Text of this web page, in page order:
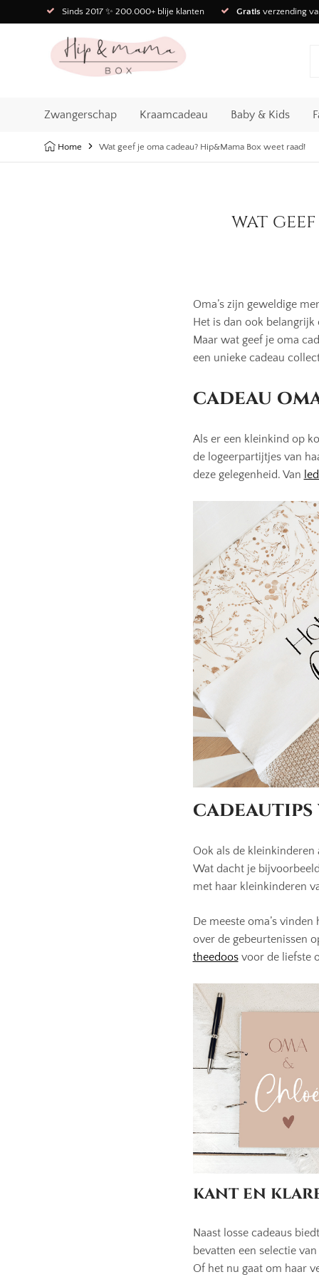
Sinds 2017 ✨ 200.000+ blije klanten Gratis verzending
Zwangerschap Kraamcadeau Baby & Kids
Home Wat geef je oma cadeau? Hip&Mama Box weet raad!
wat geef
Oma’s zijn geweldige
Het is dan ook
Maar wat geef je oma
een unieke cadeau
cadeau
Als er een kleinkind op
de logeerpartijtjes van
deze gelegenheid. Van
Ook als de
Wat dacht je
met haar kleinkinderen
De meeste oma’s
over de gebeurtenissen
theedoosvoor de liefste
kant en
Naast losse cadeaus
bevatten een selectie
Of het nu gaat om haar